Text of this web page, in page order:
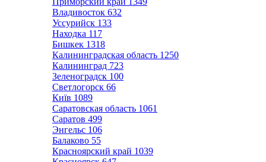
Владивосток 632
Уссурийск 133
Находка 117
Бишкек 1318
Калининградская область 1250
Калининград 723
Зеленоградск 100
Светлогорск 66
Київ 1089
Саратовская область 1061
Саратов 499
Энгельс 106
Балаково 55
Красноярский край 1039